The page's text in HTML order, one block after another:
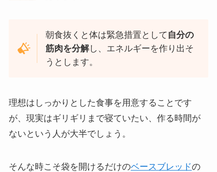
朝食抜くと体は緊急措置として 自分の
筋肉を分解し、エネルギーを作り出そ
うとします。
理想はしっかりとした食事を用意することです
が、現実はギリギリまで寝ていたい、作る時間が
ないという人が大半でしょう。
そんな時こそ袋を開けるだけのベースブレッドの